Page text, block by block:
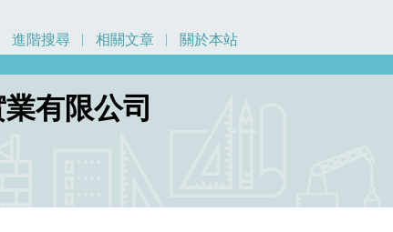
進階搜尋 相關文章 關於本站
有限公司